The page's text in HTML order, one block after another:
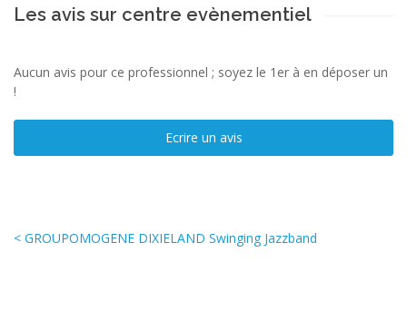
Les avis sur centre evènementiel
Aucun avis pour ce professionnel ; soyez le 1er à en déposer un
!
Ecrire un avis
< GROUPOMOGENE DIXIELAND Swinging Jazzband